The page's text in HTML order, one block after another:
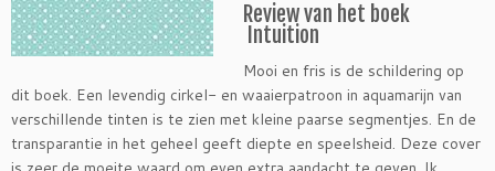
Review van het boek
Intuition
Mooi en fris is de schildering op
dit boek. Een levendig cirkel- en waaierpatroon in aquamarijn van
verschillende tinten is te zien met kleine paarse segmentjes. En de
transparantie in het geheel geeft diepte en speelsheid. Deze cover